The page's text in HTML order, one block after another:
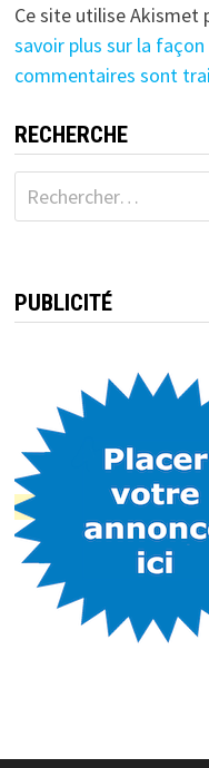
Ce site utilise Akismet
savoir plus sur la
commentaires sont
RECHERCHE
Rechercher :
PUBLICITÉ